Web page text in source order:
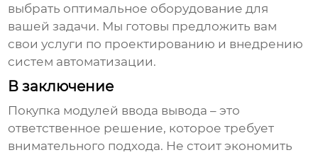
выбрать оптимальное оборудование для
вашей задачи. Мы готовы предложить вам
свои услуги по проектированию и внедрению
систем автоматизации.
В заключение
Покупка модулей ввода вывода – это
ответственное решение, которое требует
внимательного подхода. Не стоит экономить